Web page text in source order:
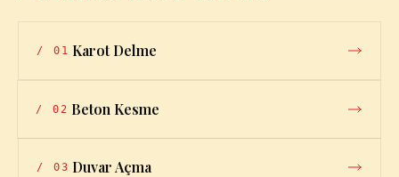
/ 01 Karot Delme
/ 02 Beton Kesme
/ 03 Duvar Açma